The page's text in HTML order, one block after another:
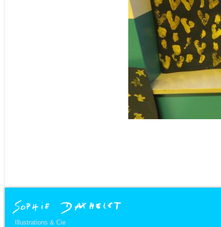
Illustrations & Cie